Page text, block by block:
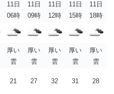
11日
06時
11日
09時
11日
12時
11日
15時
11日
18時
厚い
雲
厚い
雲
厚い
雲
厚い
雲
厚い
雲
21 27 32 31 28